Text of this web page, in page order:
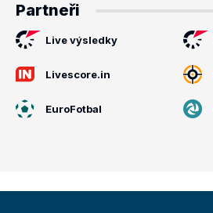
Partneři
Live výsledky
Livescore.in
EuroFotbal